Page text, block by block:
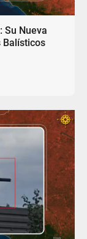
Su Nueva
Balísticos